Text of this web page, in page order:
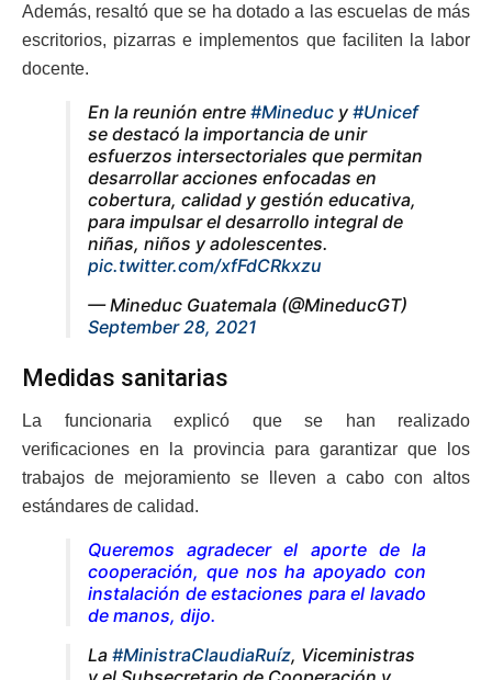
Además, resaltó que se ha dotado a las escuelas de más
escritorios, pizarras e implementos que faciliten la labor
docente.
En la reunión entre #Mineduc y #Unicef
se destacó la importancia de unir
esfuerzos intersectoriales que permitan
desarrollar acciones enfocadas en
cobertura, calidad y gestión educativa,
para impulsar el desarrollo integral de
niñas, niños y adolescentes.
pic.twitter.com/xfFdCRkxzu
— Mineduc Guatemala (@MineducGT)
September 28, 2021
Medidas sanitarias
La funcionaria explicó que se han realizado
verificaciones en la provincia para garantizar que los
trabajos de mejoramiento se lleven a cabo con altos
estándares de calidad.
Queremos agradecer el aporte de la
cooperación, que nos ha apoyado con
instalación de estaciones para el lavado
de manos, dijo.
La #MinistraClaudiaRuíz, Viceministras